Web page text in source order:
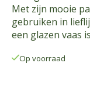
Met zijn mooie
gebruiken in
een glazen vaas
Op voorraad